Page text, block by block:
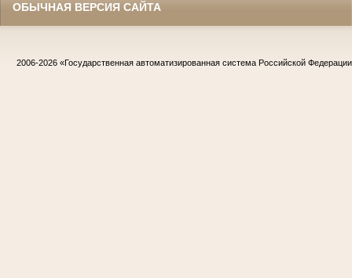
ОБЫЧНАЯ ВЕРСИЯ САЙТА
2006-2026 «Государственная автоматизированная система Российской